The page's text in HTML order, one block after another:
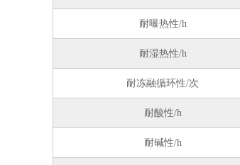
耐曝热性/h
耐湿热性/h
耐冻融循环性/次
耐酸性/h
耐碱性/h